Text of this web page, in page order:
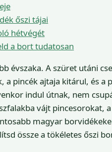
őszi tájai
hétvégét
a bort tudatosan
évszaka. A szüret utáni
pincék ajtaja kitárul, és a
indul útnak, nem
vájt pincesorokat,
magyar
össze a tökéletes őszi